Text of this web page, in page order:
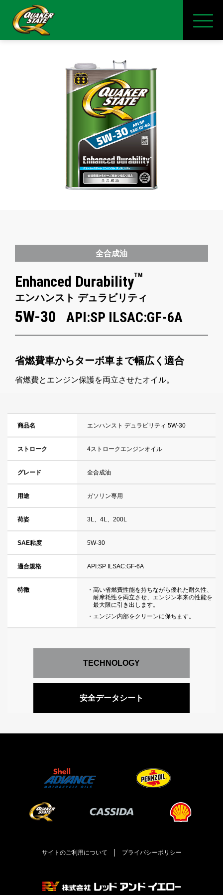
全合成油
Enhanced DurabilityTM
エンハンスト デュラビリティ
5W-30 API:SP ILSAC:GF-6A
省燃費車からターボ車まで幅広く適合
省燃費とエンジン保護を両立させたオイル。
商品名 エンハンスト デュラビリティ 5W-30
ストローク 4ストロークエンジンオイル
グレード 全合成油
用途 ガソリン専用
荷姿 3L、4L、200L
SAE粘度 5W-30
適合規格 API:SP ILSAC:GF-6A
特徴
・高い省燃費性能を持ちながら優れた耐久性、
耐摩耗性を両立させ、エンジン本来の性能を
最大限に引き出します。
・エンジン内部をクリーンに保ちます。
TECHNOLOGY
安全データシート
サイトのご利用について プライバシーポリシー